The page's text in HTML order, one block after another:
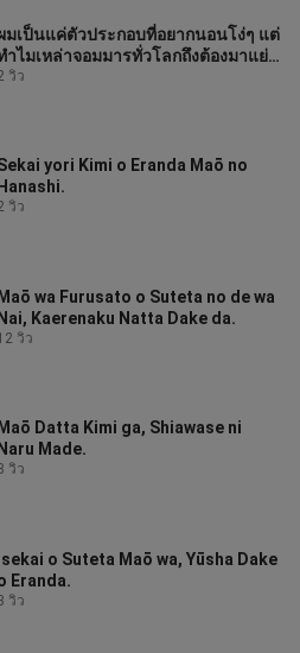
มเป็นแค่ตัวประกอบที่อยากนอนโง่ๆ แต่
ำไมเหล่าจอมมารทั่วโลกถึงต้องมาแย่ง
นจีบผมด้วยฟะ!
วิว
yori Kimi o Eranda Maō no
Hanashi.
วิว
wa Furusato o Suteta no de wa
Kaerenaku Natta Dake da.
วิว
Maō Datta Kimi ga, Shiawase ni
Naru Made.
วิว
o Suteta Maō wa, Yūsha Dake
Eranda.
วิว